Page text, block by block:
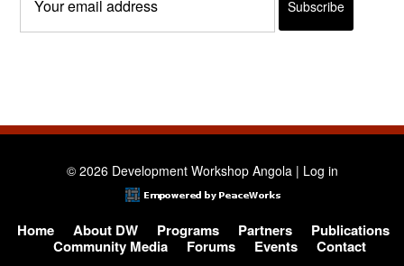
© 2026 Development Workshop Angola | Log in
Home About DW Programs Partners
Publications
Community Media
Forums Events Contact